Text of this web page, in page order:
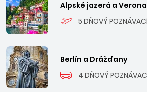
Alpské jazerá a Verona
5 DŇOVÝ
Berlín a Drážďany
4 DŇOVÝ